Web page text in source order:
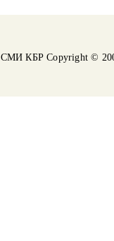
СМИ КБРCopyright ©